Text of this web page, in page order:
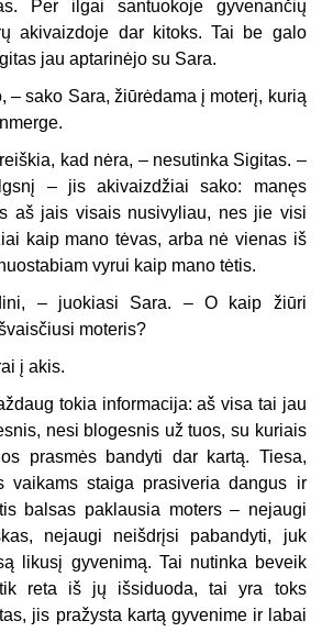
Per ilgai santuokoje gyvenančių
akivaizdoje dar kitoks. Tai be galo
jau aptarinėjo su Sara.
– sako Sara, žiūrėdama į moterį, kurią
kad nėra, – nesutinka Sigitas. –
– jis akivaizdžiai sako: manęs
aš jais visais nusivyliau, nes jie visi
kaip mano tėvas, arba nė vienas iš
vyrui kaip mano tėtis.
– juokiasi Sara. – O kaip žiūri
moteris?
į akis.
tokia informacija: aš visa tai jau
nesi blogesnis už tuos, su kuriais
prasmės bandyti dar kartą. Tiesa,
vaikams staiga prasiveria dangus ir
balsas paklausia moters – nejaugi
nejaugi neišdrįsi pabandyti, juk
likusį gyvenimą. Tai nutinka beveik
tik reta iš jų išsiduoda, tai yra toks
jis pražysta kartą gyvenime ir labai